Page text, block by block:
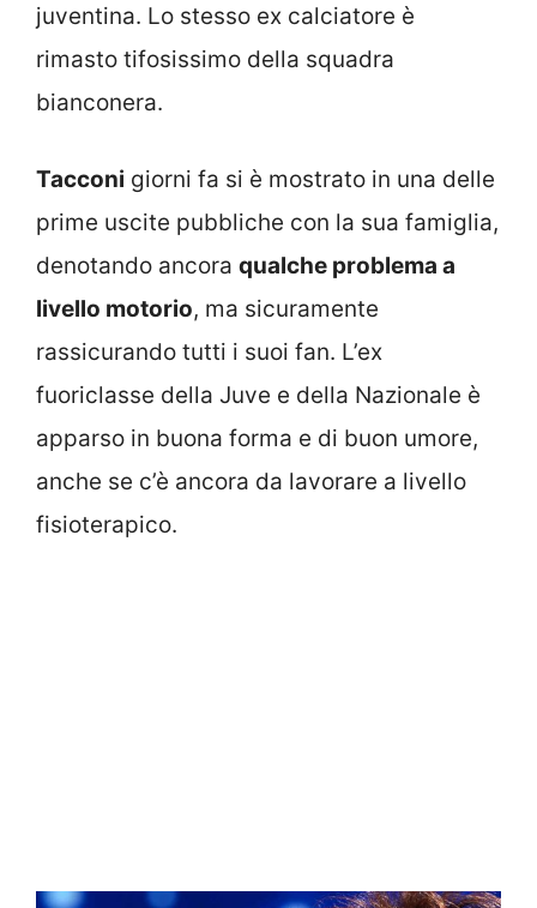
juventina. Lo stesso ex calciatore è
rimasto tifosissimo della squadra
bianconera.
Tacconi giorni fa si è mostrato in una delle
prime uscite pubbliche con la sua famiglia,
denotando ancora qualche problema a
livello motorio, ma sicuramente
rassicurando tutti i suoi fan. L’ex
fuoriclasse della Juve e della Nazionale è
apparso in buona forma e di buon umore,
anche se c’è ancora da lavorare a livello
fisioterapico.